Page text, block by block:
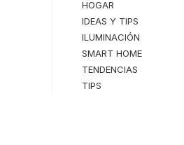
HOGAR
IDEAS Y TIPS
ILUMINACIÓN
SMART HOME
TENDENCIAS
TIPS